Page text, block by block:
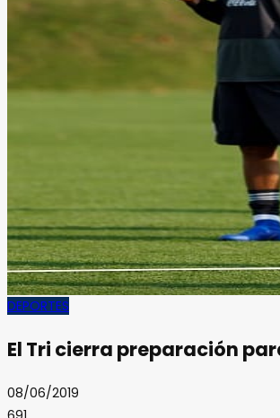
DEPORTES
El Tri cierra preparación
08/06/2019